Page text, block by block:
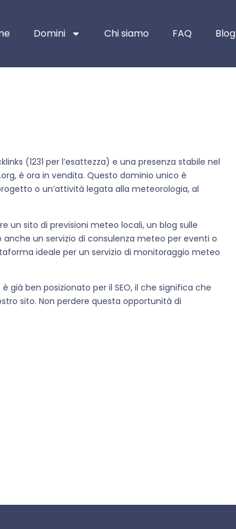
Domini Chi siamo FAQ Blog
(1231 per l’esattezza) e una presenza stabile nel
è ora in vendita. Questo dominio unico è
o un’attività legata alla meteorologia, al
un sito di previsioni meteo locali, un blog sulle
un servizio di consulenza meteo per eventi o
ideale per un servizio di monitoraggio meteo
già ben posizionato per il SEO, il che significa che
sito. Non perdere questa opportunità di